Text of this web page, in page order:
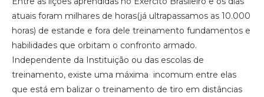
atuais foram milhares de horas(já ultrapassamos as 10.000
horas) de estande e fora dele treinamento fundamentos e
habilidades que orbitam o confronto armado.
Independente da Instituição ou das escolas de
treinamento, existe uma máxima incomum entre elas
que está em balizar o treinamento de tiro em distâncias